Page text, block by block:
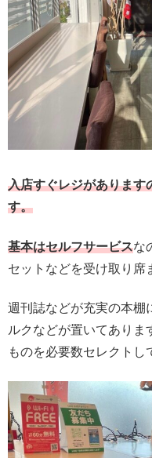
入店すぐレジがあります
す。
基本はセルフサービスな
セットなどを受け取り席
週刊誌などが充実の本棚
ルクなどが置いてありま
ものを必要数セレクトし